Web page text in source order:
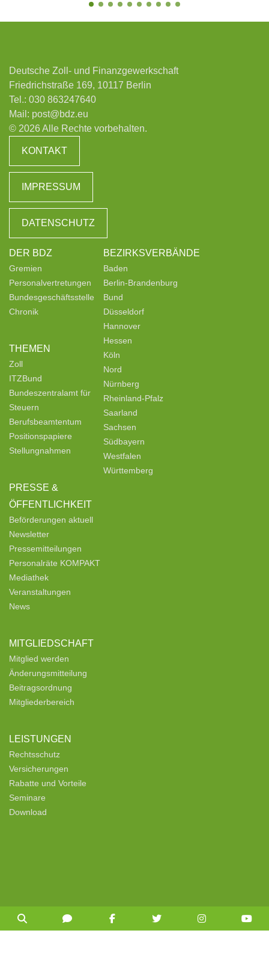
Deutsche Zoll- und Finanzgewerkschaft
Friedrichstraße 169, 10117 Berlin
Tel.: 030 863247640
Mail: post@bdz.eu
© 2026 Alle Rechte vorbehalten.
KONTAKT
IMPRESSUM
DATENSCHUTZ
DER BDZ
Gremien
Personalvertretungen
Bundesgeschäftsstelle
Chronik
THEMEN
Zoll
ITZBund
Bundeszentralamt für
Steuern
Berufsbeamtentum
Positionspapiere
Stellungnahmen
PRESSE &
ÖFFENTLICHKEIT
Beförderungen aktuell
Newsletter
Pressemitteilungen
Personalräte KOMPAKT
Mediathek
Veranstaltungen
News
MITGLIEDSCHAFT
Mitglied werden
Änderungsmitteilung
Beitragsordnung
Mitgliederbereich
LEISTUNGEN
Rechtsschutz
Versicherungen
Rabatte und Vorteile
Seminare
Download
BEZIRKSVERBÄNDE
Baden
Berlin-Brandenburg
Bund
Düsseldorf
Hannover
Hessen
Köln
Nord
Nürnberg
Rheinland-Pfalz
Saarland
Sachsen
Südbayern
Westfalen
Württemberg